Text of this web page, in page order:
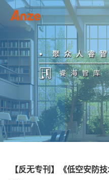
【反无专刊】《低空安防